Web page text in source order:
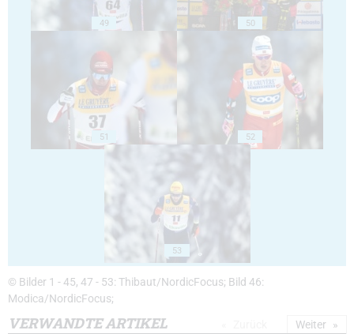
49 50
51 52
53
© Bilder 1 - 45, 47 - 53: Thibaut/NordicFocus; Bild 46:
Modica/NordicFocus;
VERWANDTE ARTIKEL Weiter